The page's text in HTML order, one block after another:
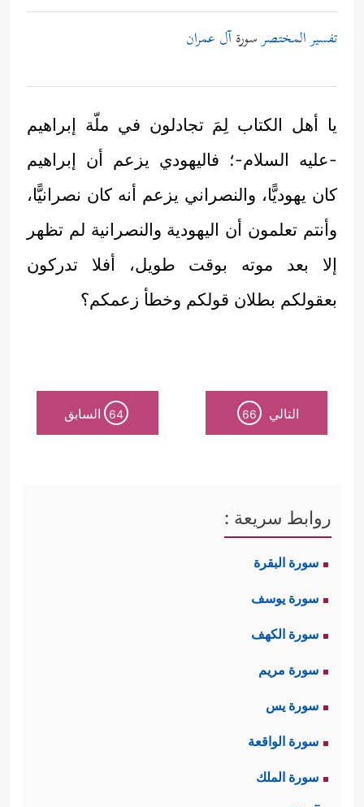
تفسير المختصرسورةآل عمران
يا أهل الكتاب لِمَ تجادلون في ملّة إبراهيم
-عليه السلام-؛ فاليهودي يزعم أن إبراهيم
كان يهوديًّا، والنصراني يزعم أنه كان نصرانيًّا،
وأنتم تعلمون أن اليهودية والنصرانية لم تظهر
إلا بعد موته بوقت طويل، أفلا تدركون
بعقولكم بطلان قولكم وخطأ زعمكم؟
التالي 66
64 السابق
روابط سريعة :
سورة البقرة
سورة يوسف
سورة الكهف
سورة مريم
سورة يس
سورة الواقعة
سورة الملك